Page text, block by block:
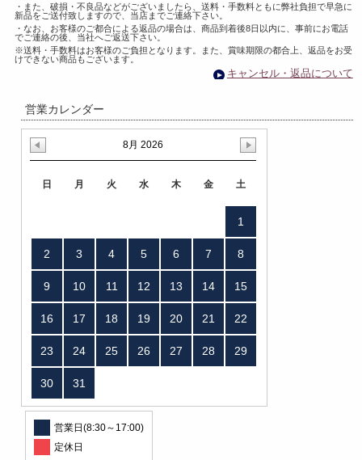
・また、破損・不良品などがございましたら、送料・手数料ともに弊社負担で早急に
新品をご送付致しますので、当店までご連絡下さい。
・なお、お客様のご都合による返品の場合は、商品到着後8日以内に、事前にお電話
でご連絡の後、当社へご返送下さい。
※送料・手数料はお客様のご負担となります。また、賞味期限の都合上、返品をお受
けできない商品もございます。
キャンセル・返品について
営業カレンダー
8月 2026
日 月 火 水 木 金 土
1
2 3 4 5 6 7 8
9 10 11 12 13 14 15
16 17 18 19 20 21 22
23 24 25 26 27 28 29
30 31
営業日(8:30～17:00)
定休日